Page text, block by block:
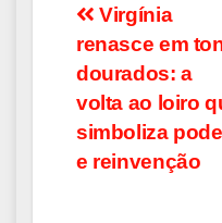
de
Post
Virgínia
renasce em
dourados: a
volta ao loiro
simboliza
e reinvenção